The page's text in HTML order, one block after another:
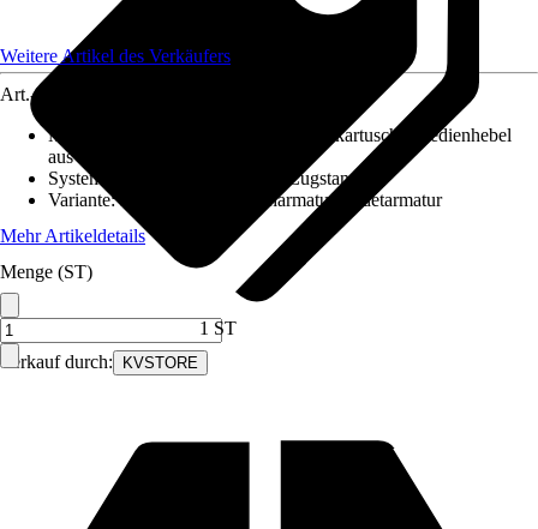
Verkauf durch: KVSTORE
Weitere Artikel des Verkäufers
Art.-Nr.
Merkmale
Einhebelmischer, Keramikkartusche, Bedienhebel
aus Metall
System der Ablaufgarnitur
Mit Zugstange
Variante: Einhebel Waschtischarmatur, Bidetarmatur
Mehr Artikeldetails
Menge (ST)
1 ST